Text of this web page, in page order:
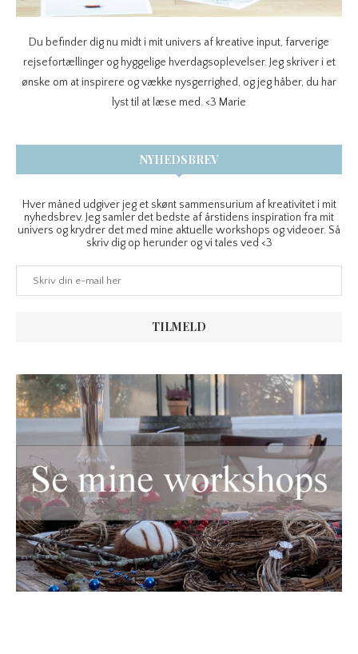
Du befinder dig nu midt i mit univers af kreative input, farverige
rejsefortællinger og hyggelige hverdagsoplevelser. Jeg skriver i et
ønske om at inspirere og vække nysgerrighed, og jeg håber, du har
lyst til at læse med. <3 Marie
NYHEDSBREV
Hver måned udgiver jeg et skønt sammensurium af kreativitet i mit
nyhedsbrev. Jeg samler det bedste af årstidens inspiration fra mit
univers og krydrer det med mine aktuelle workshops og videoer. Så
skriv dig op herunder og vi tales ved <3